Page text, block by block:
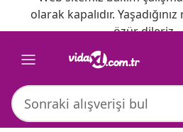
olarak kapalıdır.
özür dileriz.